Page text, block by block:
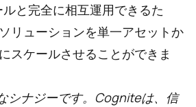
と完全に相互運用できるた
リューションを単一アセットか
スケールさせることができま
シナジーです。Cogniteは、信